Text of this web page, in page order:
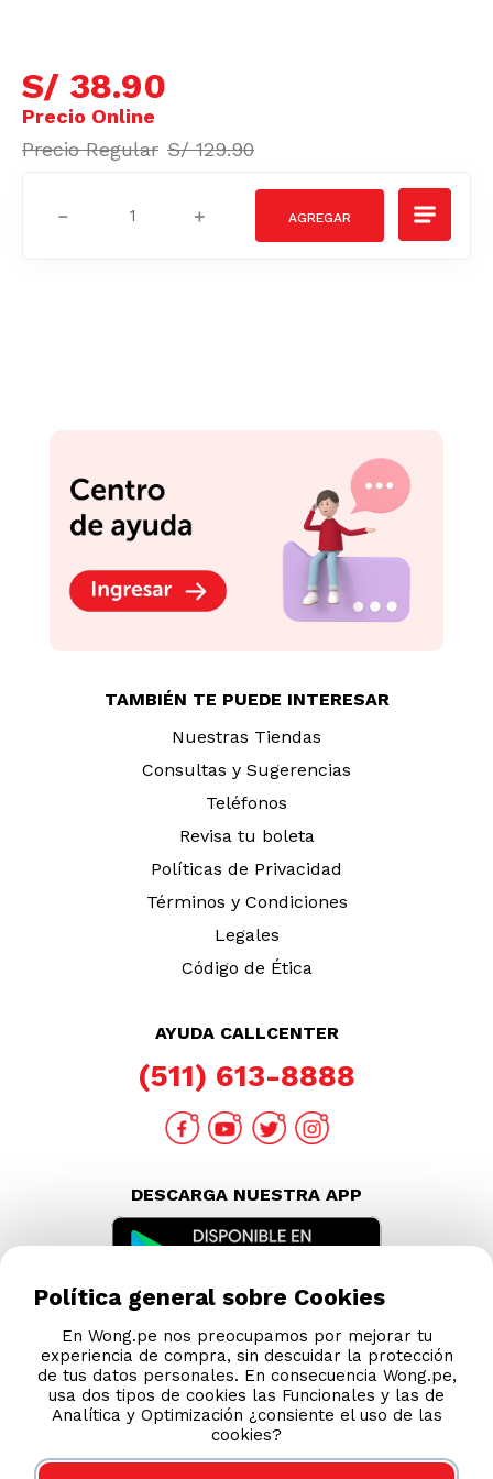
S/ 38.90
S/ 129.90
＋
－
TAMBIÉN TE PUEDE INTERESAR
Nuestras Tiendas
Consultas y Sugerencias
Teléfonos
Revisa tu boleta
Políticas de Privacidad
Términos y Condiciones
Legales
Código de Ética
AYUDA CALLCENTER
(511) 613-8888
DESCARGA NUESTRA APP
Política general sobre Cookies
En Wong.pe nos preocupamos por mejorar tu
experiencia de compra, sin descuidar la protección
de tus datos personales. En consecuencia Wong.pe,
usa dos tipos de cookies las Funcionales y las de
Analítica y Optimización ¿consiente el uso de las
cookies?